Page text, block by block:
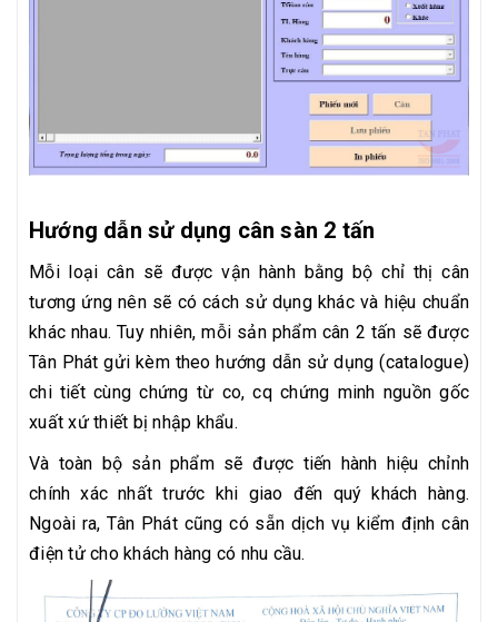
Hướng dẫn sử dụng cân sàn 2 tấn
Mỗi loại cân sẽ được vận hành bằng bộ chỉ thị cân
tương ứng nên sẽ có cách sử dụng khác và hiệu chuẩn
khác nhau. Tuy nhiên, mỗi sản phẩm cân 2 tấn sẽ được
Tân Phát gửi kèm theo hướng dẫn sử dụng (catalogue)
chi tiết cùng chứng từ co, cq chứng minh nguồn gốc
xuất xứ thiết bị nhập khẩu.
Và toàn bộ sản phẩm sẽ được tiến hành hiệu chỉnh
chính xác nhất trước khi giao đến quý khách hàng.
Ngoài ra, Tân Phát cũng có sẵn dịch vụ kiểm định cân
điện tử cho khách hàng có nhu cầu.